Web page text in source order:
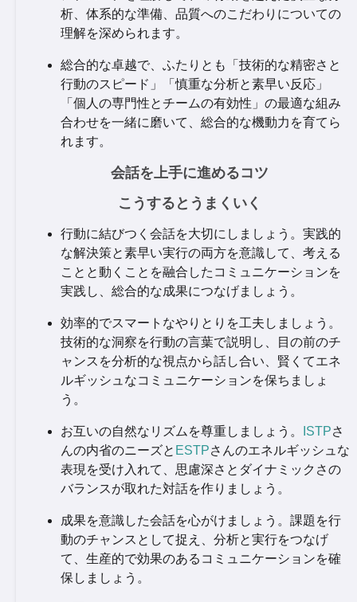
析、体系的な準備、品質へのこだわりについての
理解を深められます。
総合的な卓越で、ふたりとも「技術的な精密さと
行動のスピード」「慎重な分析と素早い反応」
「個人の専門性とチームの有効性」の最適な組み
合わせを一緒に磨いて、総合的な機動力を育てら
れます。
会話を上手に進めるコツ
こうするとうまくいく
行動に結びつく会話を大切にしましょう。実践的
な解決策と素早い実行の両方を意識して、考える
ことと動くことを融合したコミュニケーションを
実践し、総合的な成果につなげましょう。
効率的でスマートなやりとりを工夫しましょう。
技術的な洞察を行動の言葉で説明し、目の前のチ
ャンスを分析的な視点から話し合い、賢くてエネ
ルギッシュなコミュニケーションを保ちましょ
う。
お互いの自然なリズムを尊重しましょう。 ISTPさ
んの内省のニーズと ESTPさんのエネルギッシュな
表現を受け入れて、思慮深さとダイナミックさの
バランスが取れた対話を作りましょう。
成果を意識した会話を心がけましょう。課題を行
動のチャンスとして捉え、分析と実行をつなげ
て、生産的で効果のあるコミュニケーションを確
保しましょう。